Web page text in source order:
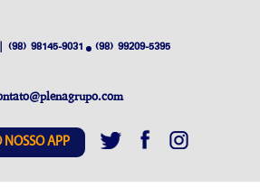
(98) 98145-9031 (98) 99209-5395
NOSSO APP